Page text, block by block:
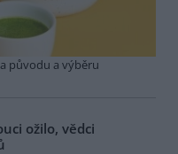
původu a výběru
ožilo, vědci